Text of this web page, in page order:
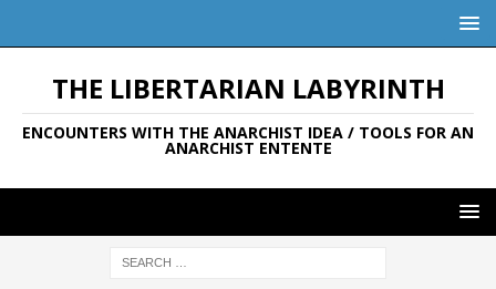
THE LIBERTARIAN LABYRINTH
ENCOUNTERS WITH THE ANARCHIST IDEA / TOOLS FOR AN
ANARCHIST ENTENTE